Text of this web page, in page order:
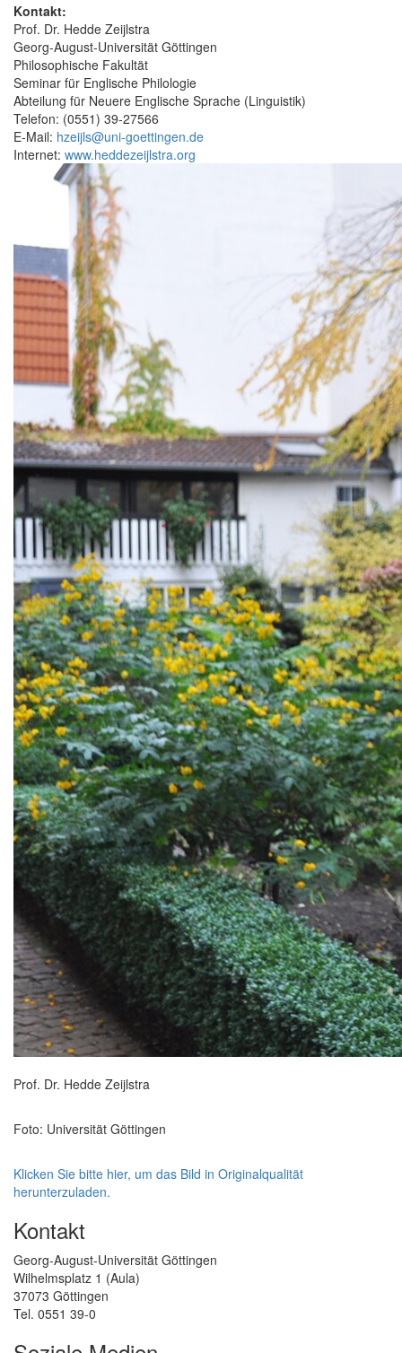
Kontakt:
Prof. Dr. Hedde Zeijlstra
Georg-August-Universität Göttingen
Philosophische Fakultät
Seminar für Englische Philologie
Abteilung für Neuere Englische Sprache (Linguistik)
Telefon: (0551) 39-27566
E-Mail: hzeijls@uni-goettingen.de
Internet: www.heddezeijlstra.org
Prof. Dr. Hedde Zeijlstra
Foto: Universität Göttingen
Klicken Sie bitte hier, um das Bild in Originalqualität
herunterzuladen.
Kontakt
Georg-August-Universität Göttingen
Wilhelmsplatz 1 (Aula)
37073 Göttingen
Tel. 0551 39-0